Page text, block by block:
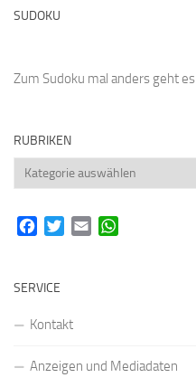
SUDOKU
Zum Sudoku mal anders geht es
RUBRIKEN
Rubriken
FacebookTwitterEmail
SERVICE
Kontakt
Anzeigen und Mediadaten